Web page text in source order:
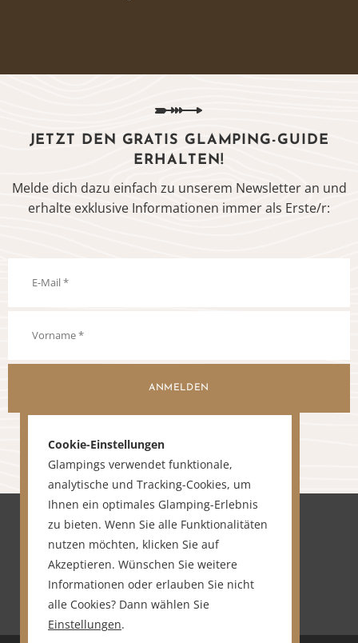
JETZT DEN GRATIS GLAMPING-GUIDE
ERHALTEN!
Melde dich dazu einfach zu unserem Newsletter an und
erhalte exklusive Informationen immer als Erste/r:
ANMELDEN
Cookie-Einstellungen
Glampings verwendet funktionale,
analytische und Tracking-Cookies, um
Ihnen ein optimales Glamping-Erlebnis
zu bieten. Wenn Sie alle Funktionalitäten
nutzen möchten, klicken Sie auf
Akzeptieren. Wünschen Sie weitere
Informationen oder erlauben Sie nicht
alle Cookies? Dann wählen Sie
Einstellungen.